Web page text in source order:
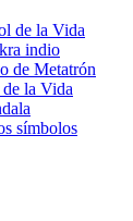
de la Vida
indio
de Metatrón
la Vida
símbolos